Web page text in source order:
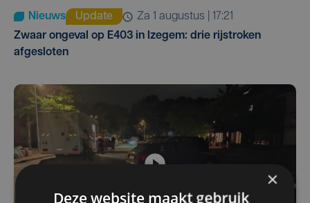
Nieuws Update
za 1 augustus | 17:21
Zwaar ongeval op E403 in Izegem: drie rijstroken
afgesloten
×
Deze website maakt gebruik